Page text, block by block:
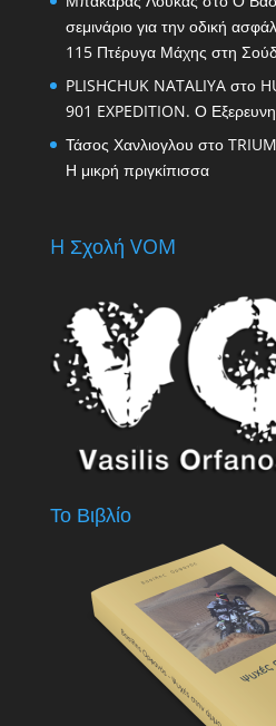
σεμινάριο για την οδική
115 Πτέρυγα Μάχης στη
PLISHCHUK NATALIYAστο
901 EXPEDITION. Ο
Τάσος Χανλιογλου στο
Η μικρή πριγκίπισσα
H Σχολή VOM
Το Βιβλίο